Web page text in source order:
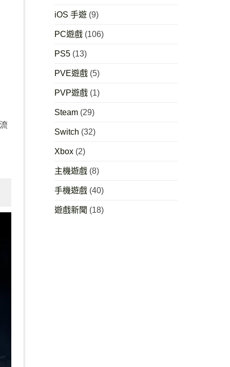
iOS 手遊 (9)
PC遊戲 (106)
PS5 (13)
PVE遊戲 (5)
PVP遊戲 (1)
Steam (29)
Switch (32)
Xbox (2)
主機遊戲 (8)
手機遊戲 (40)
遊戲新聞 (18)